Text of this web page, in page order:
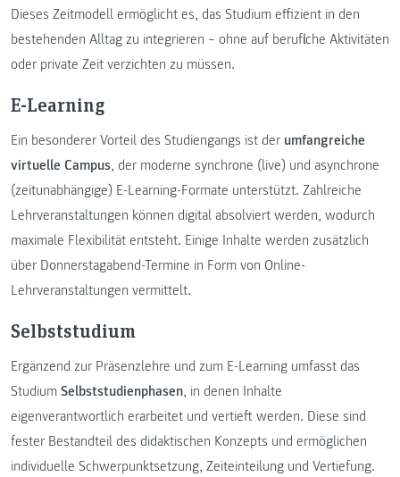
Dieses Zeitmodell ermöglicht es, das Studium effizient in den
bestehenden Alltag zu integrieren – ohne auf berufliche Aktivitäten
oder private Zeit verzichten zu müssen.
E-Learning
Ein besonderer Vorteil des Studiengangs ist der umfangreiche
virtuelle Campus, der moderne synchrone (live) und asynchrone
(zeitunabhängige) E-Learning-Formate unterstützt. Zahlreiche
Lehrveranstaltungen können digital absolviert werden, wodurch
maximale Flexibilität entsteht. Einige Inhalte werden zusätzlich
über Donnerstagabend-Termine in Form von Online-
Lehrveranstaltungen vermittelt.
Selbststudium
Ergänzend zur Präsenzlehre und zum E-Learning umfasst das
Studium Selbststudienphasen, in denen Inhalte
eigenverantwortlich erarbeitet und vertieft werden. Diese sind
fester Bestandteil des didaktischen Konzepts und ermöglichen
individuelle Schwerpunktsetzung, Zeiteinteilung und Vertiefung.